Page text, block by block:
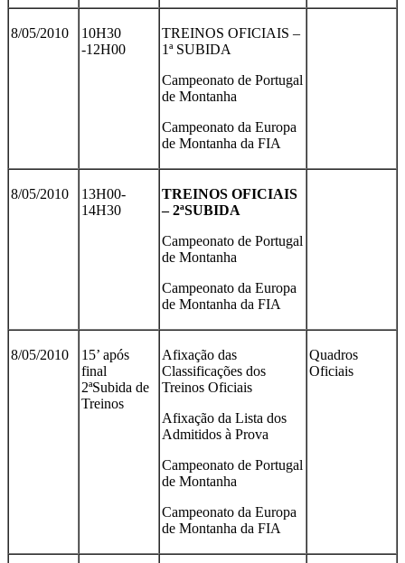
8/05/2010
10H30
-12H00
TREINOS OFICIAIS –
1ª SUBIDA
Campeonato de Portugal
de Montanha
Campeonato da Europa
de Montanha da FIA
8/05/2010
13H00-
14H30
TREINOS OFICIAIS
– 2ªSUBIDA
Campeonato de Portugal
de Montanha
Campeonato da Europa
de Montanha da FIA
8/05/2010
15’ após
final
2ªSubida de
Treinos
Afixação das
Classificações dos
Treinos Oficiais
Afixação da Lista dos
Admitidos à Prova
Campeonato de Portugal
de Montanha
Campeonato da Europa
de Montanha da FIA
Quadros
Oficiais